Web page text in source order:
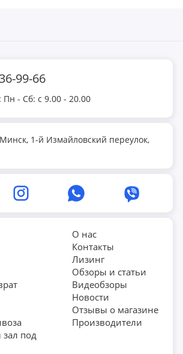
99-66
- Сб: с 9.00 - 20.00
1-й Измайловский переулок,
под
О нас
Контакты
Лизинг
Обзоры и статьи
Видеобзоры
Новости
Отзывы о магазине
Производители